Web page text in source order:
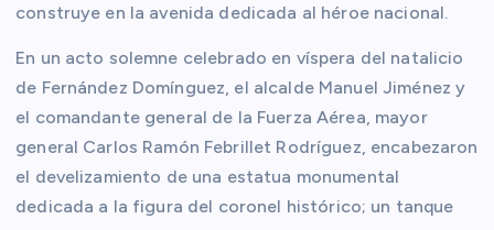
construye en la avenida dedicada al héroe nacional.
En un acto solemne celebrado en víspera del natalicio
de Fernández Domínguez, el alcalde Manuel Jiménez y
el comandante general de la Fuerza Aérea, mayor
general Carlos Ramón Febrillet Rodríguez, encabezaron
el develizamiento de una estatua monumental
dedicada a la figura del coronel histórico; un tanque